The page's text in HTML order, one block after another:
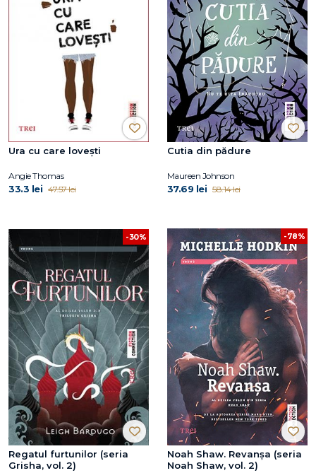
Ura cu care lovești
Angie Thomas
33.3 lei 47.57 lei
Cutia din pădure
Maureen Johnson
37.69 lei 58.14 lei
-30%
Regatul furtunilor (seria
Grisha, vol. 2)
-78%
Noah Shaw. Revanșa (seria
Noah Shaw, vol. 2)